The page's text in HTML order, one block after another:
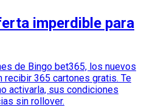
imperdible para
de Bingo bet365, los nuevos
recibir 365 cartones gratis. Te
activarla, sus condiciones
sin rollover.